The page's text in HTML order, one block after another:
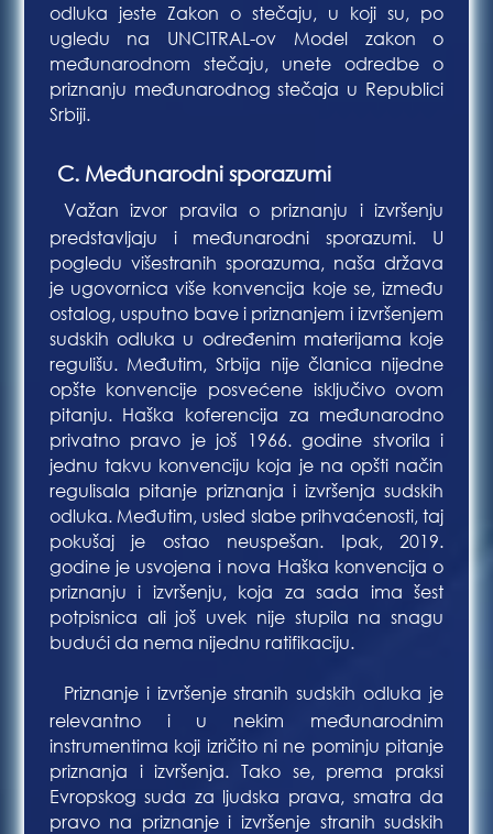
odluka jeste Zakon o stečaju, u koji su, po
ugledu na UNCITRAL-ov Model zakon o
međunarodnom stečaju, unete odredbe o
priznanju međunarodnog stečaja u Republici
Srbiji.
C. Međunarodni sporazumi
Važan izvor pravila o priznanju i izvršenju
predstavljaju i međunarodni sporazumi. U
pogledu višestranih sporazuma, naša država
je ugovornica više konvencija koje se, između
ostalog, usputno bave i priznanjem i izvršenjem
sudskih odluka u određenim materijama koje
regulišu. Međutim, Srbija nije članica nijedne
opšte konvencije posvećene isključivo ovom
pitanju. Haška koferencija za međunarodno
privatno pravo je još 1966. godine stvorila i
jednu takvu konvenciju koja je na opšti način
regulisala pitanje priznanja i izvršenja sudskih
odluka. Međutim, usled slabe prihvaćenosti, taj
pokušaj je ostao neuspešan. Ipak, 2019.
godine je usvojena i nova Haška konvencija o
priznanju i izvršenju, koja za sada ima šest
potpisnica ali još uvek nije stupila na snagu
budući da nema nijednu ratifikaciju.
Priznanje i izvršenje stranih sudskih odluka je
relevantno i u nekim međunarodnim
instrumentima koji izričito ni ne pominju pitanje
priznanja i izvršenja. Tako se, prema praksi
Evropskog suda za ljudska prava, smatra da
pravo na priznanje i izvršenje stranih sudskih